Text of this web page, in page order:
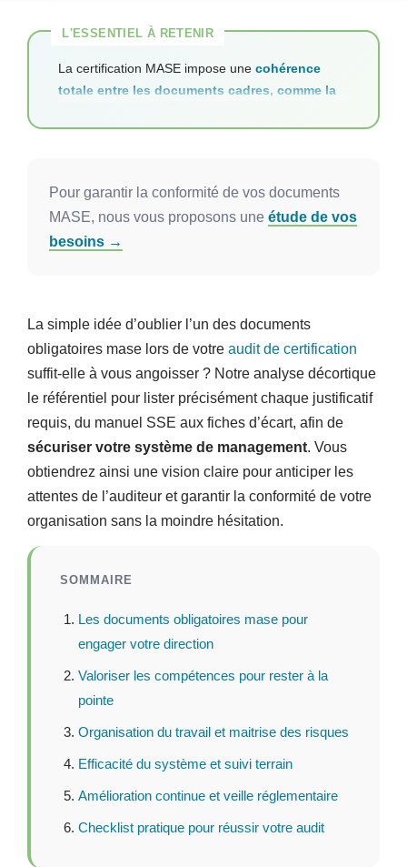
La certification MASE impose unecohérence
totale entre les documents cadres, comme la
Cette rigueur sur les cinq axes du référentiel,
sans faille garantit ainsi la pérennité du système
de management et la maîtrise réelle des risques.
Pour garantir la conformité de vos documents
MASE, nous vous proposons uneétude de vos
besoins →
La simple idée d’oublier l’un des documents
obligatoires mase lors de votreaudit de certification
suffit-elle à vous angoisser ? Notre analyse décortique
le référentiel pour lister précisément chaque justificatif
requis, du manuel SSE aux fiches d’écart, afin de
sécuriser votre système de management. Vous
obtiendrez ainsi une vision claire pour anticiper les
attentes de l’auditeur et garantir la conformité de votre
organisation sans la moindre hésitation.
SOMMAIRE
Les documents obligatoires mase pour
engager votre direction
Valoriser les compétences pour rester à la
pointe
Organisation du travail et maitrise des risques
Efficacité du système et suivi terrain
Amélioration continue et veille réglementaire
Checklist pratique pour réussir votre audit